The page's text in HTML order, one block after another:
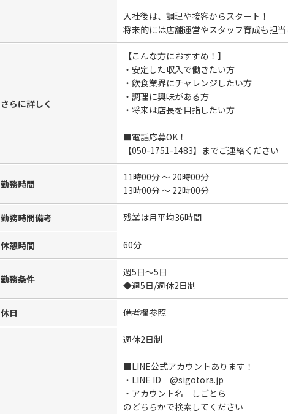
入社後は、調理や接客からスタート！
将来的には店舗運営やスタッフ育成も担当
さらに詳しく
【こんな方におすすめ！】
・安定した収入で働きたい方
・飲食業界にチャレンジしたい方
・調理に興味がある方
・将来は店長を目指したい方
■電話応募OK！
【050-1751-1483】までご連絡ください
勤務時間
11時00分 ～ 20時00分
13時00分 ～ 22時00分
勤務時間備考 残業は月平均36時間
休憩時間 60分
勤務条件
週5日～5日
◆週5日/週休2日制
休日 備考欄参照
週休2日制
■LINE公式アカウントあります！
・LINE ID @sigotora.jp
・アカウント名 しごとら
のどちらかで検索してください